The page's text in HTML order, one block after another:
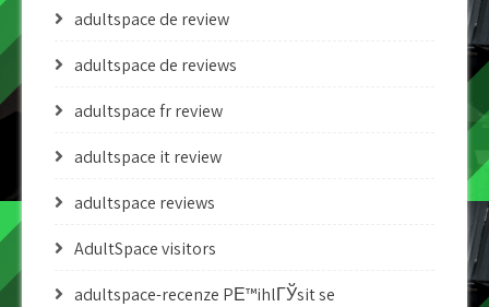
adultspace de review
adultspace de reviews
adultspace fr review
adultspace it review
adultspace reviews
AdultSpace visitors
adultspace-recenze PЕ™ihlГЎsit se